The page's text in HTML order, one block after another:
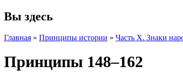
Вы здесь
Главная » Принципы истории » Часть X. Знаки
Принципы 148–162